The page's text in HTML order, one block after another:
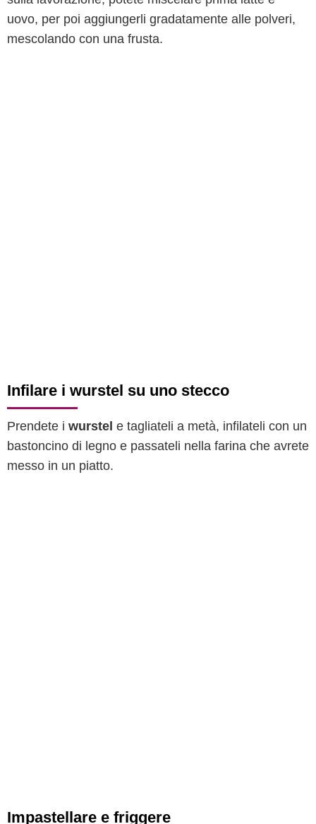
uovo, per poi aggiungerli gradatamente alle polveri,
mescolando con una frusta.
Infilare i wurstel su uno stecco
Prendete i wurstel e tagliateli a metà, infilateli con un
bastoncino di legno e passateli nella farina che avrete
messo in un piatto.
Impastellare e friggere